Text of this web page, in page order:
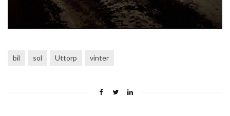
bil sol Uttorp vinter